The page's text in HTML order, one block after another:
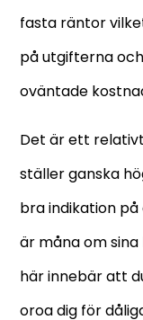
fasta räntor
på utgifterna
oväntade
Det är ett
ställer ganska
bra indikation
är måna om
här innebär att
oroa dig för